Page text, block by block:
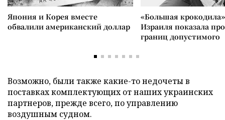
Япония и Корея вместе
обвалили американский доллар
«Большая
Израиля показала
границ допустимого
Возможно, были также какие-то недочеты в
поставках комплектующих от наших украинских
партнеров, прежде всего, по управлению
воздушным судном.